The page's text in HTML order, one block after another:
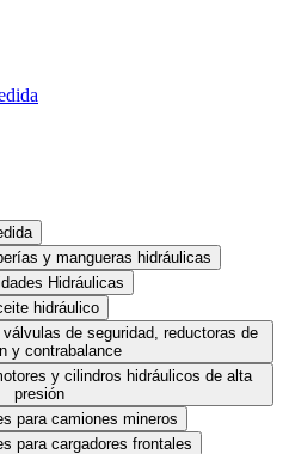
y mangueras hidráulicas
Hidráulicas
hidráulico
de seguridad, reductoras de
y contrabalance
y cilindros hidráulicos de alta
presión
para camiones mineros
para cargadores frontales